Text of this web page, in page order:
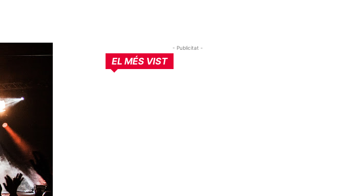
- Publicitat -
EL MÉS VIST